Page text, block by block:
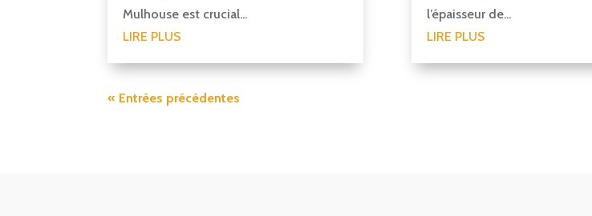
Mulhouse est crucial...
LIRE PLUS
l’épaisseur de...
LIRE PLUS
« Entrées précédentes